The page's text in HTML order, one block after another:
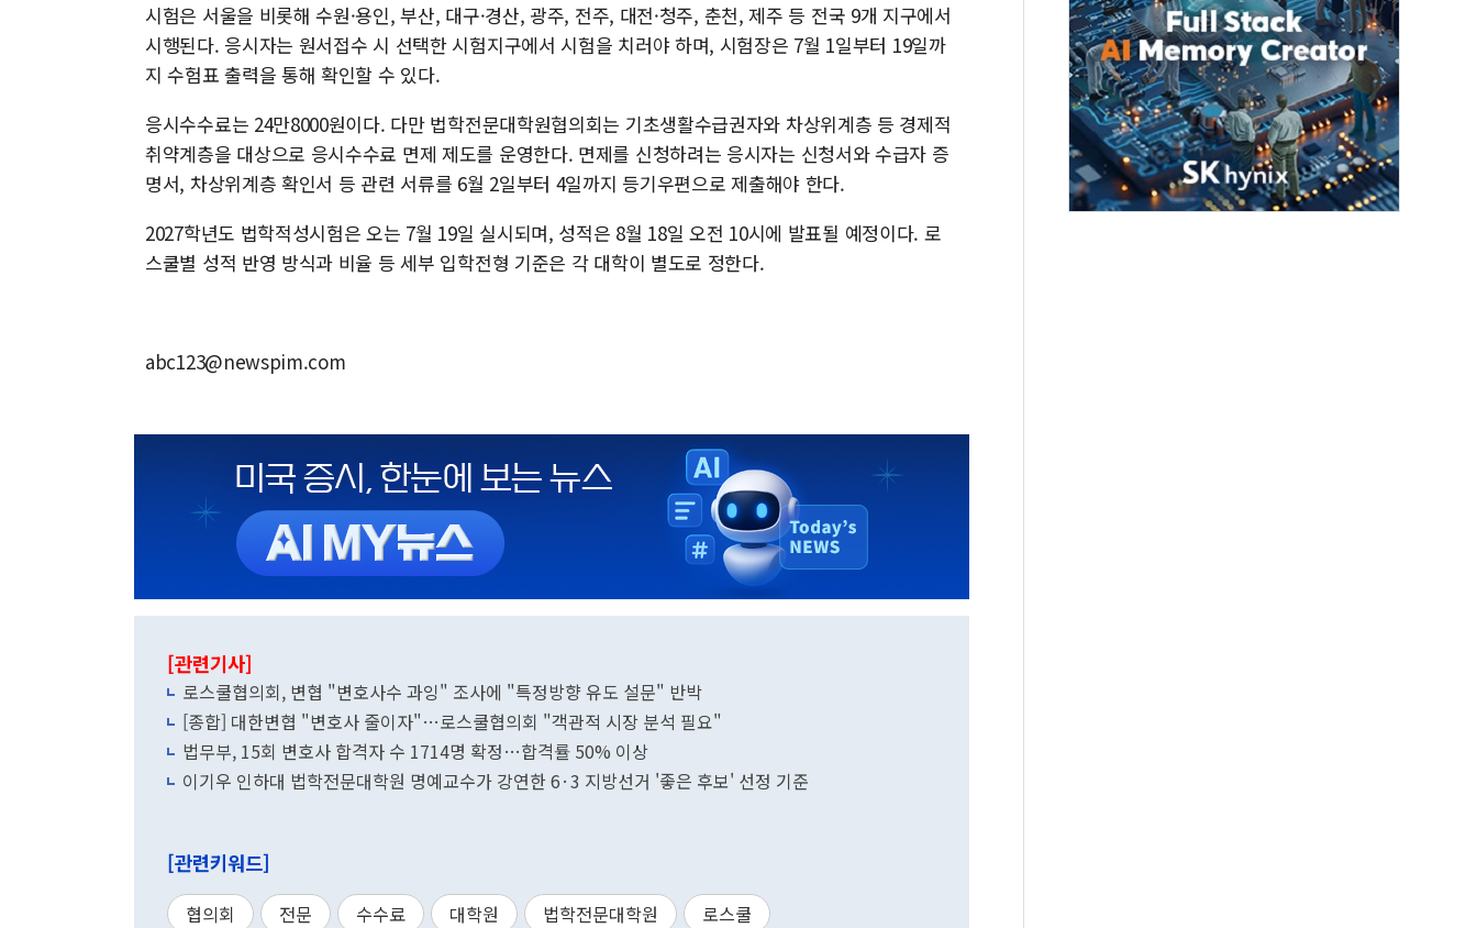
시험은 서울을 비롯해 수원·용인, 부산, 대구·경산, 광주, 전주, 대전·청주, 춘천, 제주 등 전국 9개 지구에서
시행된다. 응시자는 원서접수 시 선택한 시험지구에서 시험을 치러야 하며, 시험장은 7월 1일부터 19일까
지 수험표 출력을 통해 확인할 수 있다.
응시수수료는 24만8000원이다. 다만 법학전문대학원협의회는 기초생활수급권자와 차상위계층 등 경제적
취약계층을 대상으로 응시수수료 면제 제도를 운영한다. 면제를 신청하려는 응시자는 신청서와 수급자 증
명서, 차상위계층 확인서 등 관련 서류를 6월 2일부터 4일까지 등기우편으로 제출해야 한다.
2027학년도 법학적성시험은 오는 7월 19일 실시되며, 성적은 8월 18일 오전 10시에 발표될 예정이다. 로
스쿨별 성적 반영 방식과 비율 등 세부 입학전형 기준은 각 대학이 별도로 정한다.
abc123@newspim.com
[관련기사]
로스쿨협의회, 변협 "변호사수 과잉" 조사에 "특정방향 유도 설문" 반박
[종합] 대한변협 "변호사 줄이자"…로스쿨협의회 "객관적 시장 분석 필요"
법무부, 15회 변호사 합격자 수 1714명 확정…합격률 50% 이상
이기우 인하대 법학전문대학원 명예교수가 강연한 6·3 지방선거 '좋은 후보' 선정 기준
[관련키워드]
협의회 전문 수수료 대학원 법학전문대학원 로스쿨